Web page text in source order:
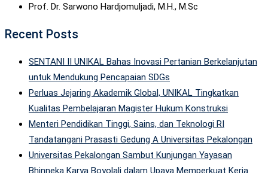
Prof. Dr. Sarwono Hardjomuljadi, M.H., M.Sc
Recent Posts
SENTANI II UNIKAL Bahas Inovasi Pertanian Berkelanjutan
untuk Mendukung Pencapaian SDGs
Perluas Jejaring Akademik Global, UNIKAL Tingkatkan
Kualitas Pembelajaran Magister Hukum Konstruksi
Menteri Pendidikan Tinggi, Sains, dan Teknologi RI
Tandatangani Prasasti Gedung A Universitas Pekalongan
Universitas Pekalongan Sambut Kunjungan Yayasan
Bhinneka Karya Boyolali dalam Upaya Memperkuat Kerja